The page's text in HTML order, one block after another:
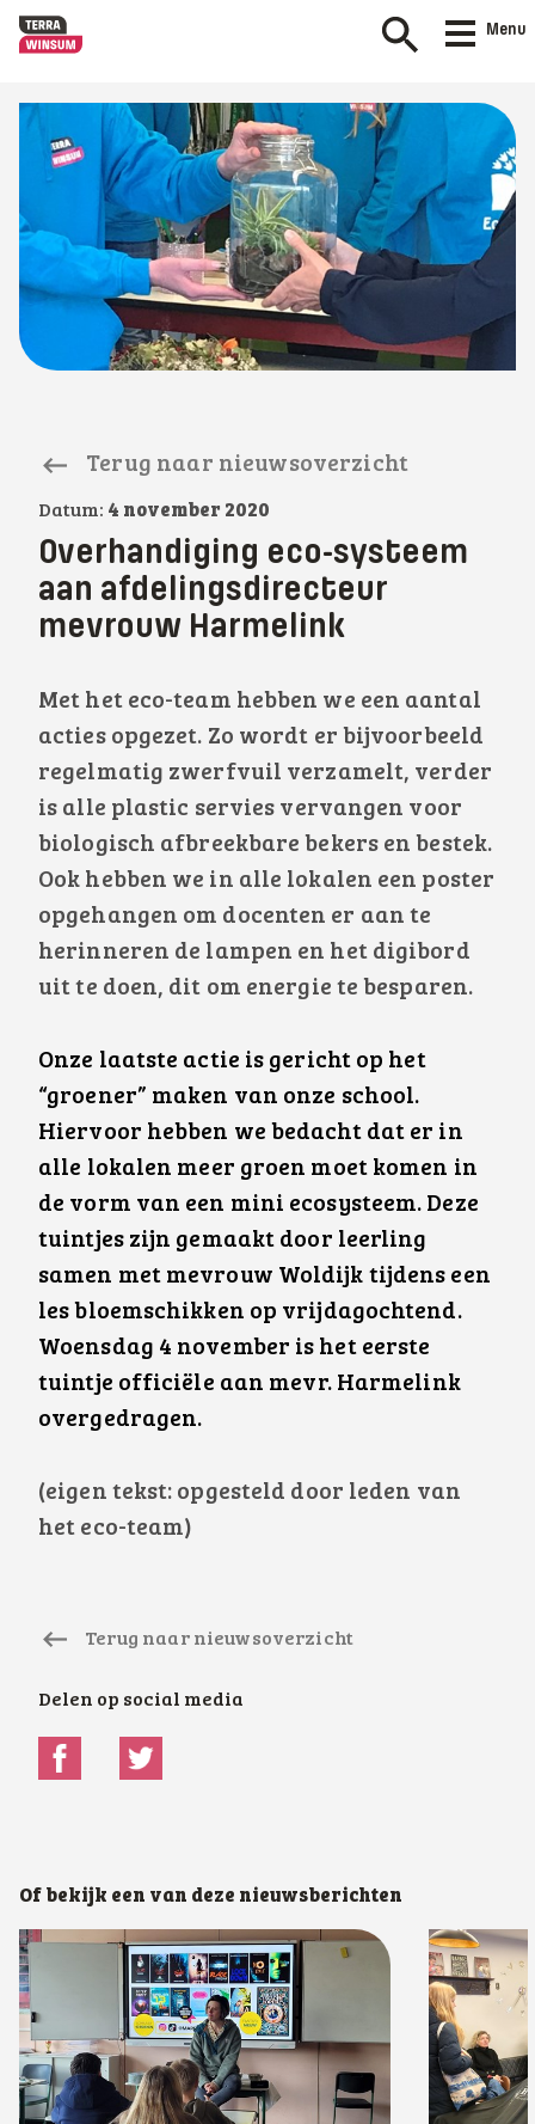
Menu
Terug naar nieuwsoverzicht
Datum: 4 november 2020
Overhandiging eco-systeem
aan afdelingsdirecteur
mevrouw Harmelink
Met het eco-team hebben we een aantal
acties opgezet. Zo wordt er bijvoorbeeld
regelmatig zwerfvuil verzamelt, verder
is alle plastic servies vervangen voor
biologisch afbreekbare bekers en bestek.
Ook hebben we in alle lokalen een poster
opgehangen om docenten er aan te
herinneren de lampen en het digibord
uit te doen, dit om energie te besparen.
Onze laatste actie is gericht op het
“groener” maken van onze school.
Hiervoor hebben we bedacht dat er in
alle lokalen meer groen moet komen in
de vorm van een mini ecosysteem. Deze
tuintjes zijn gemaakt door leerling
samen met mevrouw Woldijk tijdens een
les bloemschikken op vrijdagochtend.
Woensdag 4 november is het eerste
tuintje officiële aan mevr. Harmelink
overgedragen.
(eigen tekst: opgesteld door leden van
het eco-team)
Terug naar nieuwsoverzicht
Delen op social media
Of bekijk een van deze nieuwsberichten